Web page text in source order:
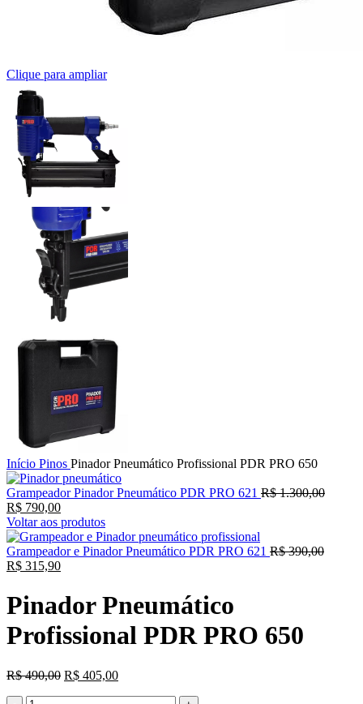
Clique para ampliar
Início Pinos Pinador Pneumático Profissional PDR PRO 650
Grampeador Pinador Pneumático PDR PRO 621 R$1.300,00
R$ 790,00
Voltar aos produtos
Grampeador e Pinador Pneumático PDR PRO 621 R$390,00
R$ 315,90
Pinador Pneumático
Profissional PDR PRO 650
R$490,00 R$ 405,00